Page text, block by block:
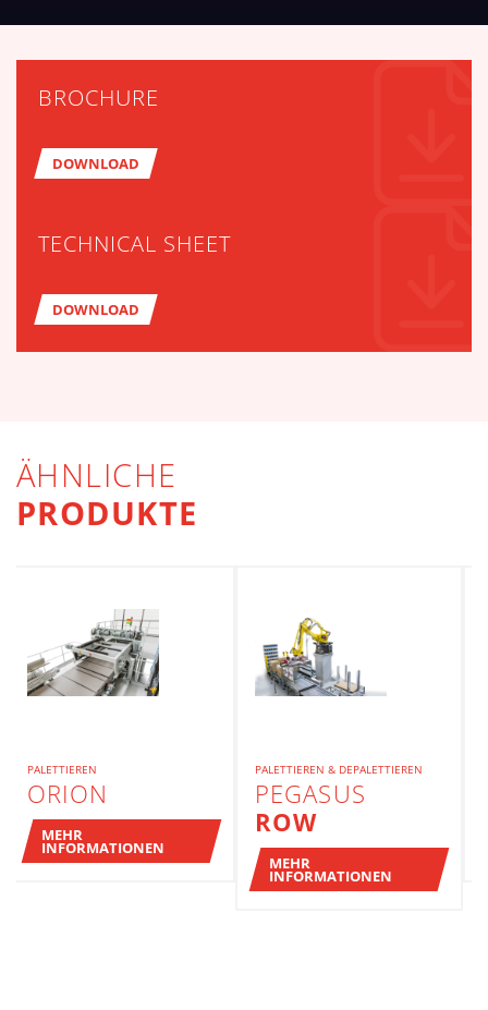
BROCHURE
DOWNLOAD
TECHNICAL SHEET
DOWNLOAD
ÄHNLICHE
PRODUKTE
PALETTIEREN
ORION
MEHR
INFORMATIONEN
PALETTIEREN & DEPALETTIEREN
PEGASUS
ROW
MEHR
INFORMATIONEN